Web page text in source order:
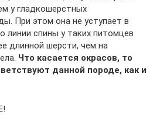
у гладкошерстных
При этом она не уступает в
линии спины у таких питомцев
длинной шерсти, чем на
Что касается окрасов, то
данной породе, как и